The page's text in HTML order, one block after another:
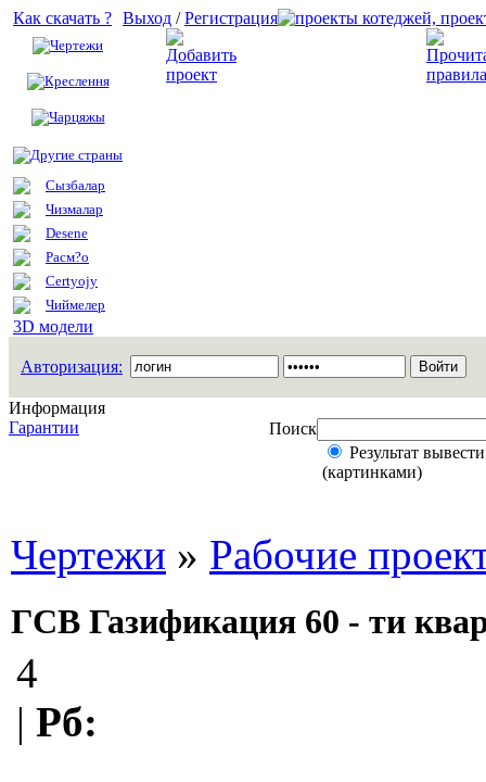
Как скачать ?
Чертежи
Креслення
Чарцяжы
Другие страны
Сызбалар
Чизмалар
Desene
Расм?о
Certyojy
Чиймелер
3D модели
Выход /Регистрация
Авторизация:
Информация
Гарантии
Поиск
Результат
(картинками)
Чертежи » Рабочие
ГСВ Газификация 60 - ти
4
| Рб: